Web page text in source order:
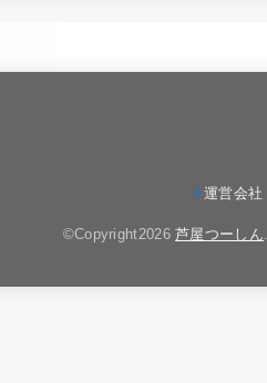
運営会社
©Copyright2026芦屋つーしん